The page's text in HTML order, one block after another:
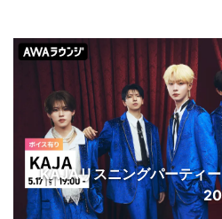
KAJAリスニングパーティー